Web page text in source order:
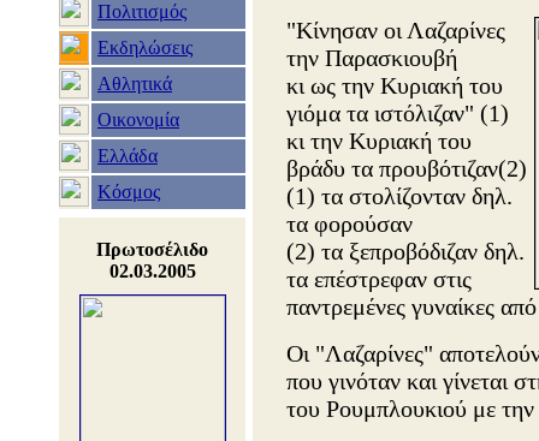
Πολιτισμός
Εκδηλώσεις
Αθλητικά
Οικονομία
Ελλάδα
Κόσμος
Πρωτοσέλιδο
02.03.2005
"Κίνησαν οι Λαζαρίνες
την Παρασκιουβή
κι ως την Κυριακή του
γιόμα τα ιστόλιζαν" (1)
κι την Κυριακή του
βράδυ τα προυβότιζαν(2)
(1) τα στολίζονταν δηλ.
τα φορούσαν
(2) τα ξεπροβόδιζαν δηλ.
τα επέστρεφαν στις
παντρεμένες γυναίκες
Οι "Λαζαρίνες"
που γινόταν και γίνεται
του Ρουμπλουκιού με